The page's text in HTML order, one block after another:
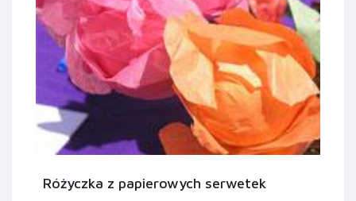
Różyczka z papierowych serwetek